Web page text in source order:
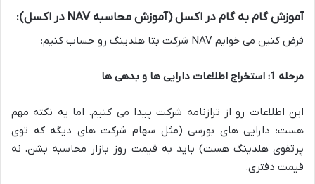
آموزش گام به گام در اکسل (آموزش محاسبه NAV در اکسل):
فرض کنین می خوایم NAV شرکت بتا هلدینگ رو حساب کنیم:
مرحله 1: استخراج اطلاعات دارایی ها و بدهی ها
این اطلاعات رو از ترازنامه شرکت پیدا می کنیم. اما یه نکته مهم
هست: دارایی های بورسی (مثل سهام شرکت های دیگه که توی
پرتفوی هلدینگ هست) باید به قیمت روز بازار محاسبه بشن، نه
قیمت دفتری.